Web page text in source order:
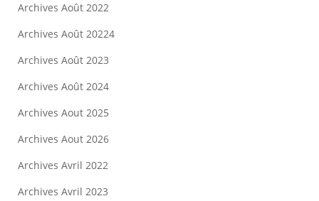
Archives Août 2022
Archives Août 20224
Archives Août 2023
Archives Août 2024
Archives Aout 2025
Archives Aout 2026
Archives Avril 2022
Archives Avril 2023